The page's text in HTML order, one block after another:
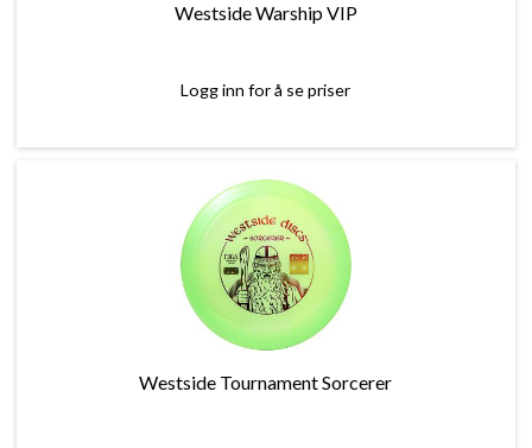
Westside Warship VIP
Logg inn for å se priser
Westside Tournament Sorcerer